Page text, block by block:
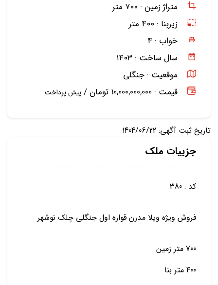
متراژ زمین : ۷۰۰ متر
زیربنا : ۴۰۰ متر
خواب : ۴
سال ساخت : ۱۴۰۳
موقعیت : جنگلی
قیمت : 10,000,000,000 تومان /
پیش پرداخت
تاریخ ثبت آگهی: 1404/06/22
جزییات ملک
کد : 380
فروش ویژه ویلا مدرن قواره اول جنگلی چلک نوشهر
700 متر زمین
400 متر بنا